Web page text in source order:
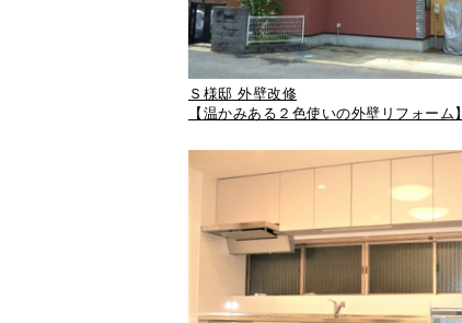
Ｓ様邸 外壁改修
【温かみある２色使いの外壁リフォーム】